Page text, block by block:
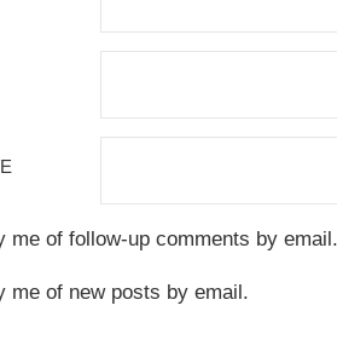
me of follow-up comments by email.
me of new posts by email.